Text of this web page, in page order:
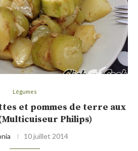
Légumes
et pommes de terre aux
Philips)
10 juillet 2014